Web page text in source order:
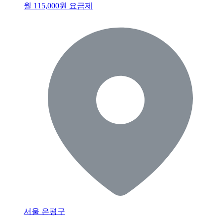
월 115,000원 요금제
서울 은평구